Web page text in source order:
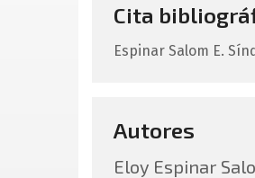
Cita
Espinar Salom E.
Autores
Eloy Espinar